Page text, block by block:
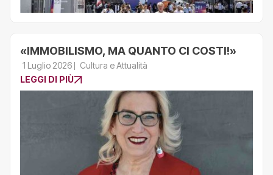
«IMMOBILISMO, MA QUANTO CI COSTI!»
1 Luglio 2026
Cultura e Attualità
LEGGI DI PIÙ